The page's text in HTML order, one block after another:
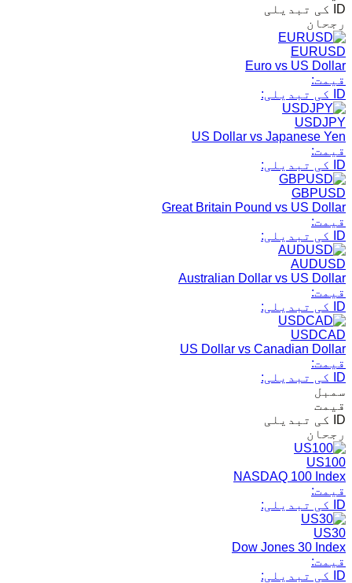
ID کی تبدیلی
رجحان
EURUSD
Euro vs US Dollar
قیمت:
ID کی تبدیلی:
USDJPY
US Dollar vs Japanese Yen
قیمت:
ID کی تبدیلی:
GBPUSD
Great Britain Pound vs US Dollar
قیمت:
ID کی تبدیلی:
AUDUSD
Australian Dollar vs US Dollar
قیمت:
ID کی تبدیلی:
USDCAD
US Dollar vs Canadian Dollar
قیمت:
ID کی تبدیلی:
سمبل
قیمت
ID کی تبدیلی
رجحان
US100
NASDAQ 100 Index
قیمت:
ID کی تبدیلی:
US30
Dow Jones 30 Index
قیمت:
ID کی تبدیلی: